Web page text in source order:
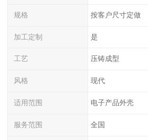
规格 按客户尺寸定做
加工定制 是
工艺 压铸成型
风格 现代
适用范围 电子产品外壳
服务范围 全国